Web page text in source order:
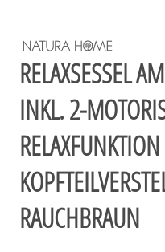
RELAXSESSEL
NKL. 2-
ELAXFUNKTION
AUCHBRAUN